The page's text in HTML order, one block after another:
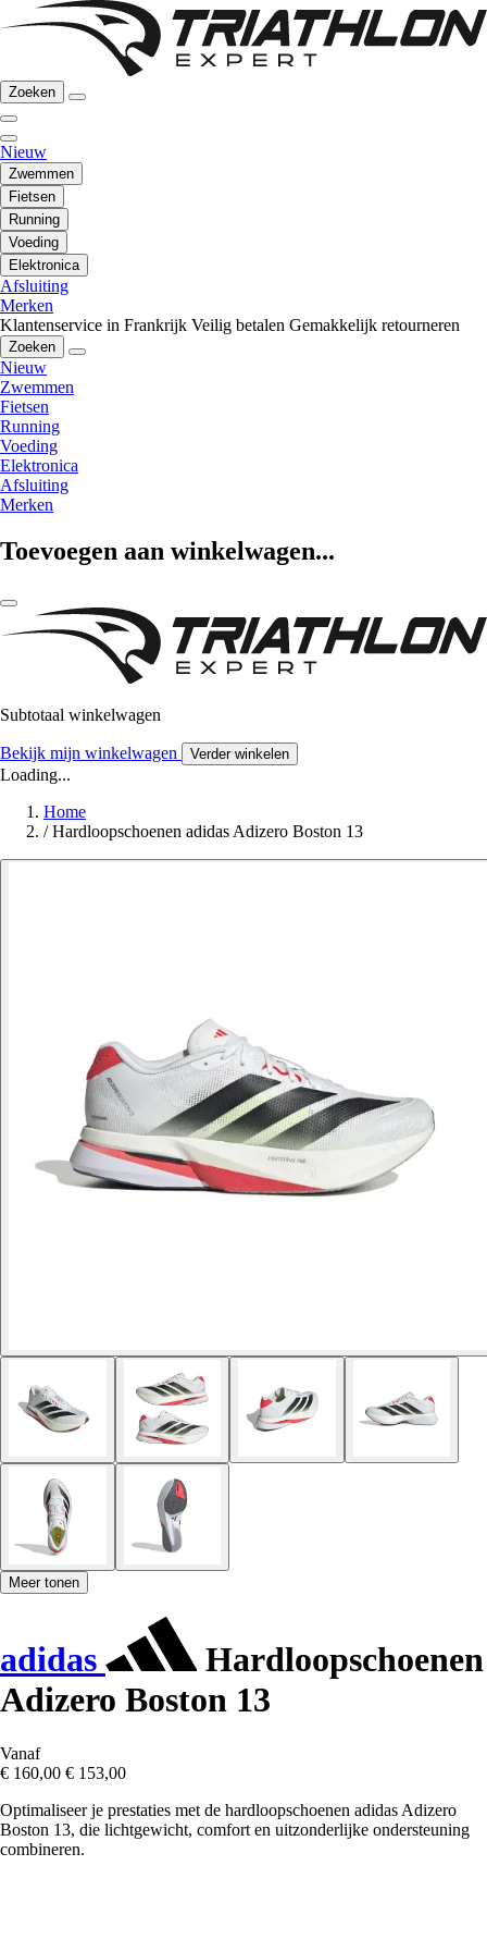
Zoeken
Nieuw
Zwemmen
Fietsen
Running
Voeding
Elektronica
Afsluiting
Merken
Klantenservice in Frankrijk Veilig betalen Gemakkelijk retourneren
Zoeken
Nieuw
Zwemmen
Fietsen
Running
Voeding
Elektronica
Afsluiting
Merken
Toevoegen aan winkelwagen...
Subtotaal winkelwagen
Bekijk mijn winkelwagen Verder winkelen
Loading...
Home
/ Hardloopschoenen adidas Adizero Boston 13
Meer tonen
adidas
Hardloopschoenen
Adizero Boston 13
Vanaf
€ 160,00 € 153,00
Optimaliseer je prestaties met de hardloopschoenen adidas Adizero
Boston 13, die lichtgewicht, comfort en uitzonderlijke ondersteuning
combineren.